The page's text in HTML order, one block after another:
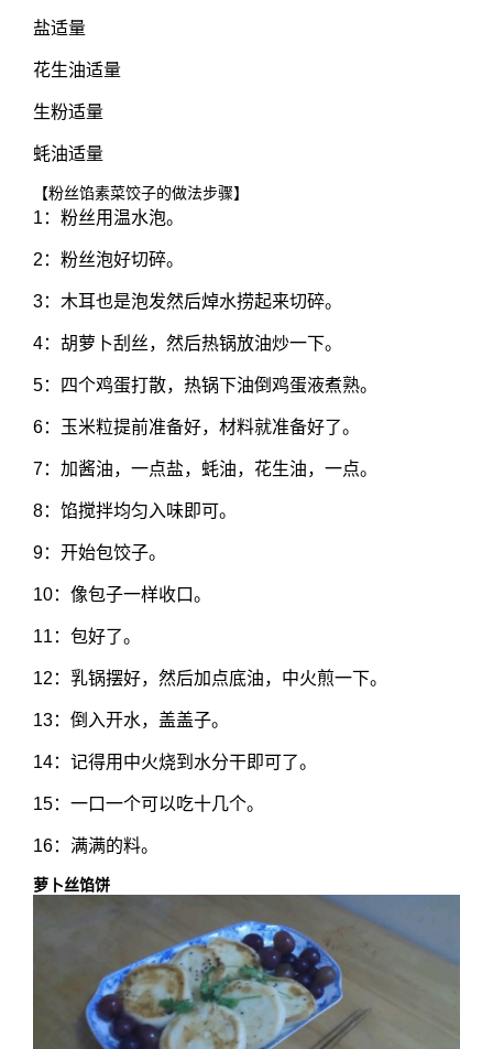
盐适量
花生油适量
生粉适量
蚝油适量
【粉丝馅素菜饺子的做法步骤】
1：粉丝用温水泡。
2：粉丝泡好切碎。
3：木耳也是泡发然后焯水捞起来切碎。
4：胡萝卜刮丝，然后热锅放油炒一下。
5：四个鸡蛋打散，热锅下油倒鸡蛋液煮熟。
6：玉米粒提前准备好，材料就准备好了。
7：加酱油，一点盐，蚝油，花生油，一点。
8：馅搅拌均匀入味即可。
9：开始包饺子。
10：像包子一样收口。
11：包好了。
12：乳锅摆好，然后加点底油，中火煎一下。
13：倒入开水，盖盖子。
14：记得用中火烧到水分干即可了。
15：一口一个可以吃十几个。
16：满满的料。
萝卜丝馅饼